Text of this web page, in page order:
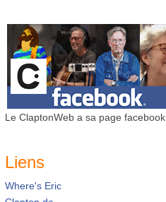
Le ClaptonWeb a sa page facebook
Liens
Where's Eric